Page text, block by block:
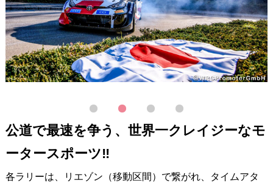
2
公道で最速を争う、世界一クレイジーなモ
ータースポーツ‼
各ラリーは、リエゾン（移動区間）で繋がれ、タイムアタ